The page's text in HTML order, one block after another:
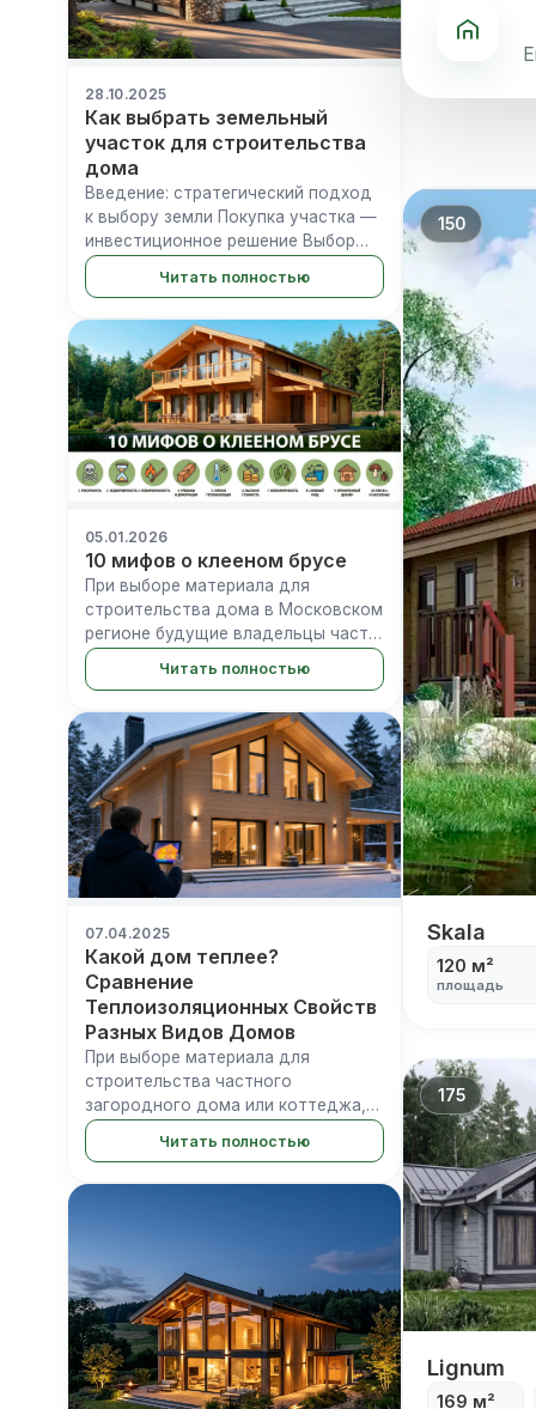
28.10.2025
Как выбрать земельный
участок для строительства
дома
Введение: стратегический подход
к выбору земли Покупка участка —
инвестиционное решение Выбор
земельного участка — это не
просто место для строительства.
стоимостью в миллионы рублей,
котор...
Читать полностью
05.01.2026
10 мифов о клееном брусе
При выборе материала для
строительства дома в Московском
регионе будущие владельцы часто
сталкиваются с противоречивой
информацией. Дома из клееного
мнениями: от восторженных
отзывов владельце...
Читать полностью
07.04.2025
Какой дом теплее?
Сравнение
Теплоизоляционных Свойств
Разных Видов Домов
При выборе материала для
строительства частного
загородного дома или коттеджа,
одним из самых важных вопросов
является его способность
Читать полностью
150
Skala
Skala
120 м²
площадь
175
Lignum
Lignum
169 м²